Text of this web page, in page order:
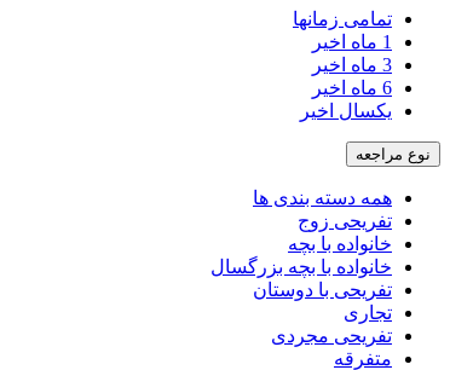
تمامی زمانها
1 ماه اخیر
3 ماه اخیر
6 ماه اخیر
یکسال اخیر
نوع مراجعه
همه دسته بندی ها
تفریحی زوج
خانواده با بچه
خانواده با بچه بزرگسال
تفریحی با دوستان
تجاری
تفریحی مجردی
متفرقه